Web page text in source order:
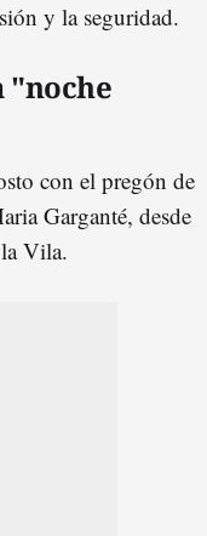
y la seguridad.
"noche
con el pregón de
Garganté, desde
Vila.